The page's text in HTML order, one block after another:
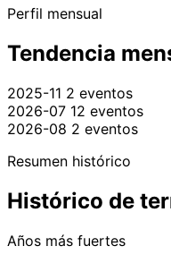
Perfil mensual
Tendencia
2025-11 2 eventos
2026-07 12 eventos
2026-08 2 eventos
Resumen histórico
Histórico de
Años más fuertes